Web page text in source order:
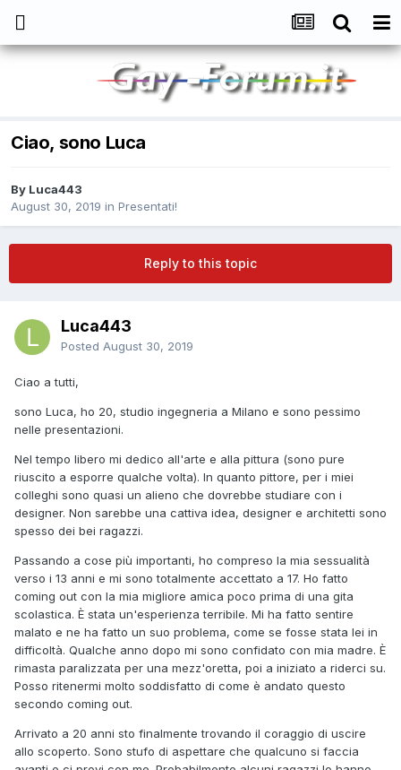
Ciao, sono Luca
By Luca443
August 30, 2019 in Presentati!
Reply to this topic
Luca443
Posted August 30, 2019
Ciao a tutti,
sono Luca, ho 20, studio ingegneria a Milano e sono pessimo
nelle presentazioni.
Nel tempo libero mi dedico all'arte e alla pittura (sono pure
riuscito a esporre qualche volta). In quanto pittore, per i miei
colleghi sono quasi un alieno che dovrebbe studiare con i
designer. Non sarebbe una cattiva idea, designer e architetti sono
spesso dei bei ragazzi.
Passando a cose più importanti, ho compreso la mia sessualità
verso i 13 anni e mi sono totalmente accettato a 17. Ho fatto
coming out con la mia migliore amica poco prima di una gita
scolastica. È stata un'esperienza terribile. Mi ha fatto sentire
malato e ne ha fatto un suo problema, come se fosse stata lei in
difficoltà. Qualche anno dopo mi sono confidato con mia madre. È
rimasta paralizzata per una mezz'oretta, poi a iniziato a riderci su.
Posso ritenermi molto soddisfatto di come è andato questo
secondo coming out.
Arrivato a 20 anni sto finalmente trovando il coraggio di uscire
allo scoperto. Sono stufo di aspettare che qualcuno si faccia